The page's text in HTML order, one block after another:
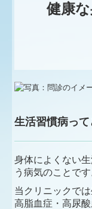
求人(准看護
健康
生活習慣病っ
身体によくない
う病気のことです
当クリニックで
高脂血症・高尿